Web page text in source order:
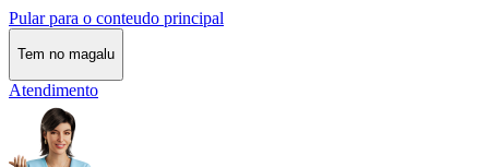
Pular para o conteudo principal
Tem no magalu
Atendimento